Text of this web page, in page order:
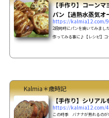
【手作り】コーンマ
パン【過熱水蒸気オ
https://kalmia12.com/
2段同時にパンを焼いてみま
作ってみる事に♪【レシピ】コ
正味300ｇ
Kalmia＊歳時記
【手作り】シリアル
https://kalmia12.com/
この時季 バナナが熟れるのが